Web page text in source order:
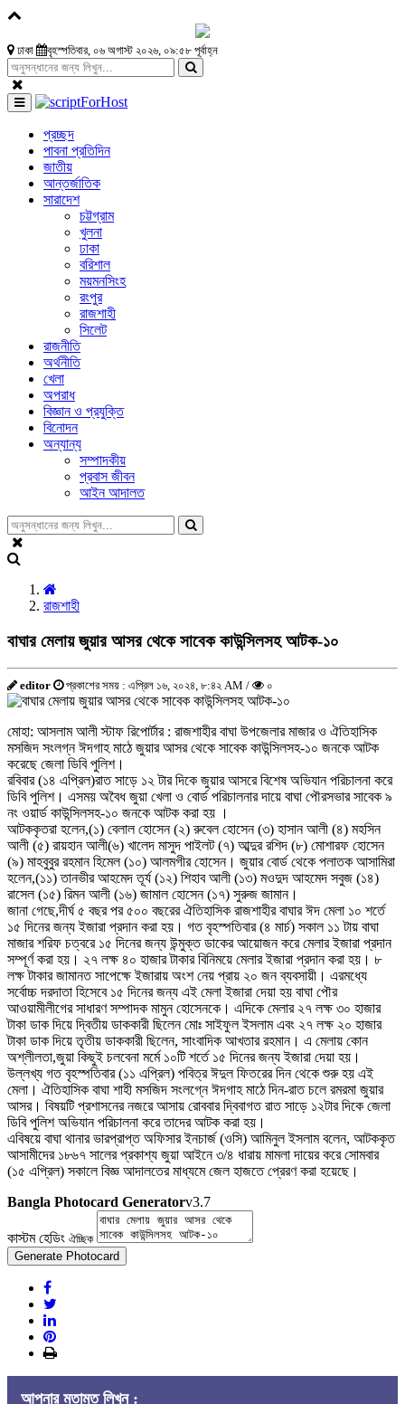
ঢাকা বৃহস্পতিবার, ০৬ অগাস্ট ২০২৬, ০৯:৫৮ পূর্বাহ্ন
প্রচ্ছদ
পাবনা প্রতিদিন
জাতীয়
আন্তর্জাতিক
সারাদেশ
চট্টগ্রাম
খুলনা
ঢাকা
বরিশাল
ময়মনসিংহ
রংপুর
রাজশাহী
সিলেট
রাজনীতি
অর্থনীতি
খেলা
অপরাধ
বিজ্ঞান ও প্রযুক্তি
বিনোদন
অন্যান্য
সম্পাদকীয়
প্রবাস জীবন
আইন আদালত
রাজশাহী
বাঘার মেলায় জুয়ার আসর থেকে সাবেক কাউন্সিলসহ আটক-১০
editor প্রকাশের সময় : এপ্রিল ১৬, ২০২৪, ৮:৪২ AM / ০
মোহা: আসলাম আলী স্টাফ রিপোর্টার : রাজশাহীর বাঘা উপজেলার মাজার ও ঐতিহাসিক
মসজিদ সংলগ্ন ঈদগাহ মাঠে জুয়ার আসর থেকে সাবেক কাউন্সিলসহ-১০ জনকে আটক
করেছে জেলা ডিবি পুলিশ।
রবিবার (১৪ এপ্রিল)রাত সাড়ে ১২ টার দিকে জুয়ার আসরে বিশেষ অভিযান পরিচালনা করে
ডিবি পুলিশ। এসময় অবৈধ জুয়া খেলা ও বোর্ড পরিচালনার দায়ে বাঘা পৌরসভার সাবেক ৯
নং ওয়ার্ড কাউন্সিলসহ-১০ জনকে আটক করা হয় ।
আটককৃতরা হলেন,(১) বেলাল হোসেন (২) রুবেল হোসেন (৩) হাসান আলী (৪) মহসিন
আলী (৫) রায়হান আলী(৬) খালেদ মাসুদ পাইলট (৭) আব্দুর রশিদ (৮) মোশারফ হোসেন
(৯) মাহবুবুর রহমান হিমেল (১০) আলমগীর হোসেন। জুয়ার বোর্ড থেকে পলাতক আসামিরা
হলেন,(১১) তানভীর আহমেদ তূর্য (১২) শিহাব আলী (১৩) মওদুদ আহমেদ সবুজ (১৪)
রাসেল (১৫) রিমন আলী (১৬) জামাল হোসেন (১৭) সুরুজ জামান।
জানা গেছে,দীর্ঘ ৫ বছর পর ৫০০ বছরের ঐতিহাসিক রাজশাহীর বাঘার ঈদ মেলা ১০ শর্তে
১৫ দিনের জন্য ইজারা প্রদান করা হয়। গত বৃহস্পতিবার (৪ মার্চ) সকাল ১১ টায় বাঘা
মাজার শরিফ চত্বরে ১৫ দিনের জন্য উন্মুক্ত ডাকের আয়োজন করে মেলার ইজারা প্রদান
সম্পূর্ণ করা হয়। ২৭ লক্ষ ৪০ হাজার টাকার বিনিময়ে মেলার ইজারা প্রদান করা হয়। ৮
লক্ষ টাকার জামানত সাপেক্ষে ইজারায় অংশ নেয় প্রায় ২০ জন ব্যবসায়ী। এরমধ্যে
সর্বোচ্চ দরদাতা হিসেবে ১৫ দিনের জন্য এই মেলা ইজারা দেয়া হয় বাঘা পৌর
আওয়ামীলীগের সাধারণ সম্পাদক মামুন হোসেনকে। এদিকে মেলার ২৭ লক্ষ ৩০ হাজার
টাকা ডাক দিয়ে দ্বিতীয় ডাককারী ছিলেন মোঃ সাইফুল ইসলাম এবং ২৭ লক্ষ ২০ হাজার
টাকা ডাক দিয়ে তৃতীয় ডাককারী ছিলেন, সাংবাদিক আখতার রহমান। এ মেলায় কোন
অশ্লীলতা,জুয়া কিছুই চলবেনা মর্মে ১০টি শর্তে ১৫ দিনের জন্য ইজারা দেয়া হয়।
উল্লখ্য গত বৃহস্পতিবার (১১ এপ্রিল) পবিত্র ঈদুল ফিতরের দিন থেকে শুরু হয় এই
মেলা। ঐতিহাসিক বাঘা শাহী মসজিদ সংলগ্নে ঈদগাহ মাঠে দিন-রাত চলে রমরমা জুয়ার
আসর। বিষয়টি প্রশাসনের নজরে আসায় রোববার দ্বিবাগত রাত সাড়ে ১২টার দিকে জেলা
ডিবি পুলিশ অভিযান পরিচালনা করে তাদের আটক করা হয়।
এবিষয়ে বাঘা থানার ভারপ্রাপ্ত অফিসার ইনচার্জ (ওসি) আমিনুল ইসলাম বলেন, আটককৃত
আসামীদের ১৮৬৭ সালের প্রকাশ্য জুয়া আইনে ৩/৪ ধারায় মামলা দায়ের করে সোমবার
(১৫ এপ্রিল) সকালে বিজ্ঞ আদালতের মাধ্যমে জেল হাজতে প্রেরণ করা হয়েছে।
Bangla Photocard Generatorv3.7
কাস্টম হেডিং ঐচ্ছিক
Generate Photocard
আপনার মতামত লিখুন :